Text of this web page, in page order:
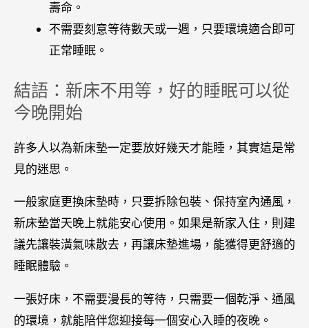
壽命。
不需要刻意等待數天或一週，只要環境適合即可
正常睡眠。
結語：新床不用等，好的睡眠可以從
今晚開始
許多人以為新床墊一定要放好幾天才能睡，其實這是常
見的迷思。
一般家庭更換床墊時，只要拆除包裝、保持室內通風，
新床墊當天晚上就能安心使用。如果是新家入住，則建
議先讓裝潢氣味散去，再讓床墊進場，能獲得更舒適的
睡眠體驗。
一張好床，不需要漫長的等待，只需要一個乾淨、通風
的環境，就能陪伴您迎接每一個安心入睡的夜晚。